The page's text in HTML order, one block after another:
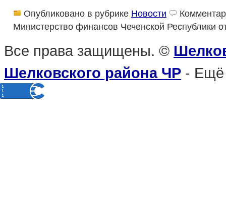
Опубликовано в рубрике Новости
Министерство финансов Чеченской Республики
Все права защищены. ©
Шелковского района ЧР - Ещё